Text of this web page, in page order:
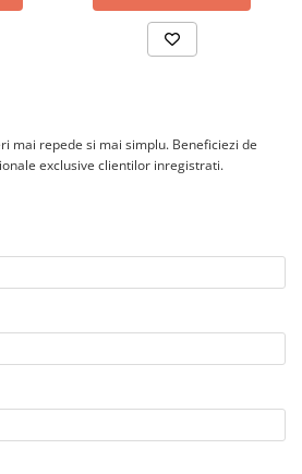
mai repede si mai simplu. Beneficiezi de
exclusive clientilor inregistrati.